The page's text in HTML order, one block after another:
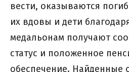
вести, оказываются
их вдовы и дети
медальонам получают
статус и положенное
обеспечение. Найденные